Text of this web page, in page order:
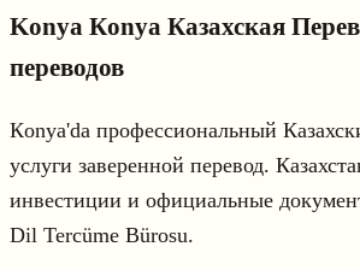
Konya Кonya Казахская
переводов
Кonya'da профессиональный
услуги заверенной перевод.
инвестиции и официальные
Dil Tercüme Bürosu.